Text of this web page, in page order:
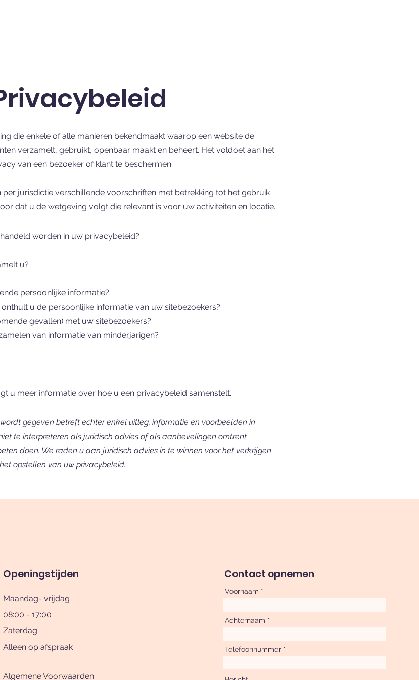
die enkele of alle manieren bekendmaakt waarop een website de
verzamelt, gebruikt, openbaar maakt en beheert. Het voldoet aan het
van een bezoeker of klant te beschermen.
per jurisdictie verschillende voorschriften met betrekking tot het gebruik
dat u de wetgeving volgt die relevant is voor uw activiteiten en locatie.
worden in uw privacybeleid?
u?
persoonlijke informatie?
u de persoonlijke informatie van uw sitebezoekers?
gevallen) met uw sitebezoekers?
van informatie van minderjarigen?
u meer informatie over hoe u een privacybeleid samenstelt.
gegeven betreft echter enkel uitleg, informatie en voorbeelden in
te interpreteren als juridisch advies of als aanbevelingen omtrent
doen. We raden u aan juridisch advies in te winnen voor het verkrijgen
opstellen van uw privacybeleid.
Openingstijden
Maandag- vrijdag
08:00 - 17:00
Zaterdag
Alleen op afspraak
Algemene Voorwaarden
Contact opnemen
Voornaam
Achternaam
Telefoonnummer